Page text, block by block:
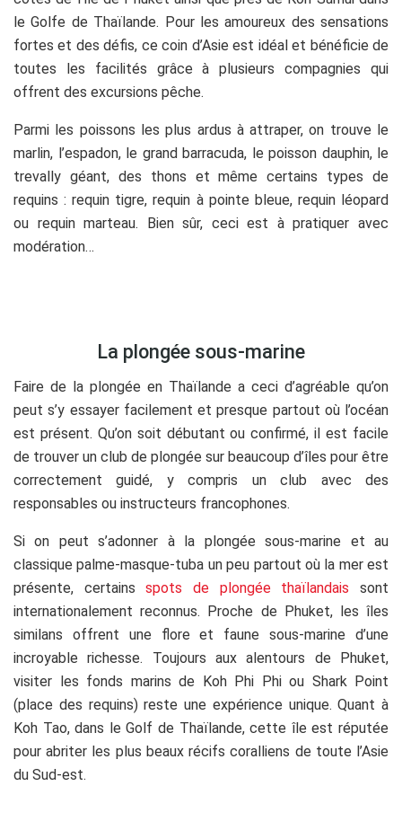
le Golfe de Thaïlande. Pour les amoureux des sensations
fortes et des défis, ce coin d’Asie est idéal et bénéficie de
toutes les facilités grâce à plusieurs compagnies qui
offrent des excursions pêche.
Parmi les poissons les plus ardus à attraper, on trouve le
marlin, l’espadon, le grand barracuda, le poisson dauphin, le
trevally géant, des thons et même certains types de
requins : requin tigre, requin à pointe bleue, requin léopard
ou requin marteau. Bien sûr, ceci est à pratiquer avec
modération…
La plongée sous-marine
Faire de la plongée en Thaïlande a ceci d’agréable qu’on
peut s’y essayer facilement et presque partout où l’océan
est présent. Qu’on soit débutant ou confirmé, il est facile
de trouver un club de plongée sur beaucoup d’îles pour être
correctement guidé, y compris un club avec des
responsables ou instructeurs francophones.
Si on peut s’adonner à la plongée sous-marine et au
classique palme-masque-tuba un peu partout où la mer est
présente, certainsspots de plongée thaïlandais sont
internationalement reconnus. Proche de Phuket, les îles
similans offrent une flore et faune sous-marine d’une
incroyable richesse. Toujours aux alentours de Phuket,
visiter les fonds marins de Koh Phi Phi ou Shark Point
(place des requins) reste une expérience unique. Quant à
Koh Tao, dans le Golf de Thaïlande, cette île est réputée
pour abriter les plus beaux récifs coralliens de toute l’Asie
du Sud-est.